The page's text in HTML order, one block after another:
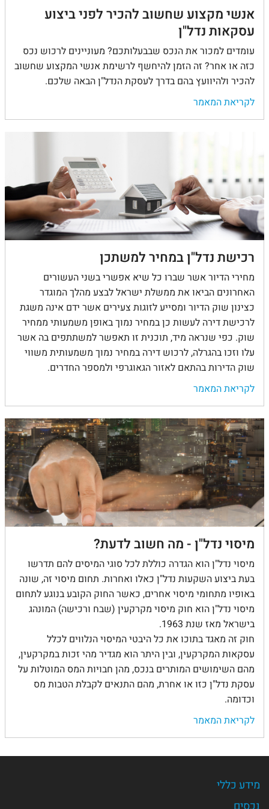
אנשי מקצוע שחשוב להכיר לפני ביצוע
עסקאות נדל"ן
עומדים למכור את הנכס שבבעלותכם? מעוניינים לרכוש נכס
כזה או אחר? זה הזמן להיחשף לרשימת אנשי המקצוע שחשוב
להכיר ולהיוועץ בהם בדרך לעסקת הנדל"ן הבאה שלכם.
לקריאת המאמר
רכישת נדל"ן במחיר למשתכן
מחירי הדיור אשר שברו כל שיא אפשרי בשני העשורים
האחרונים הביאו את ממשלת ישראל לבצע מהלך המוגדר
כצינון שוק הדיור ומסייע לזוגות צעירים אשר ידם אינה משגת
לרכישת דירה לעשות כן במחיר נמוך באופן משמעותי ממחיר
שוק. כפי שנראה מיד, תוכנית זו תאפשר למשתתפים בה אשר
עלו וזכו בהגרלה, לרכוש דירה במחיר נמוך משמעותית משווי
שוק הדירות בהתאם לאזור הגאוגרפי ולמספר החדרים.
לקריאת המאמר
מיסוי נדל"ן - מה חשוב לדעת?
מיסוי נדל"ן הוא הגדרה כוללת לכל סוגי המיסים להם תדרשו
בעת ביצוע השקעות נדל"ן כאלו ואחרות. תחום מיסוי זה, שונה
באופיו מתחומי מיסוי אחרים, כאשר החוק הקובע בנוגע לתחום
מיסוי נדל"ן הוא חוק מיסוי מקרקעין (שבח ורכישה) המונהג
בישראל מאז שנת 1963.
חוק זה מאגד בתוכו את כל היבטי המיסוי הנלווים לכלל
עסקאות המקרקעין, ובין היתר הוא מגדיר מהי זכות במקרקעין,
מהם השימושים המותרים בנכס, מהן חבויות המס המוטלות על
עסקת נדל"ן כזו או אחרת, מהם התנאים לקבלת הטבות מס
וכדומה.
לקריאת המאמר
מידע כללי